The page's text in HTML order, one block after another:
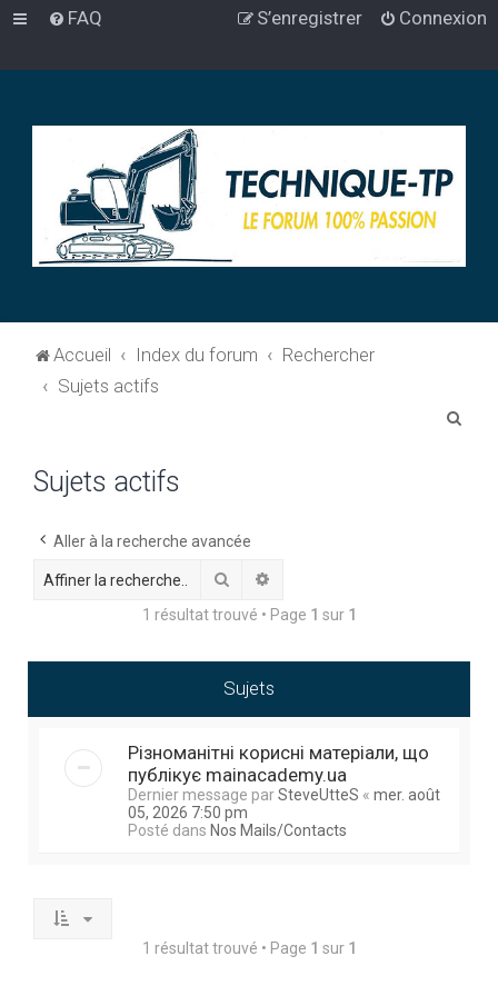
FAQ Connexion
S’enregistrer
Accueil Index du forum
Rechercher
Sujets actifs
e
Sujets actifs
Aller à la recherche avancée
Rechercher
1 résultat trouvé • Page 1 sur 1
Sujets
Різноманітні корисні матеріали, що
публікує mainacademy.ua
Dernier message parSteveUtteS « mer. août
05, 2026 7:50 pm
Posté dans Nos Mails/Contacts
1 résultat trouvé • Page 1 sur 1